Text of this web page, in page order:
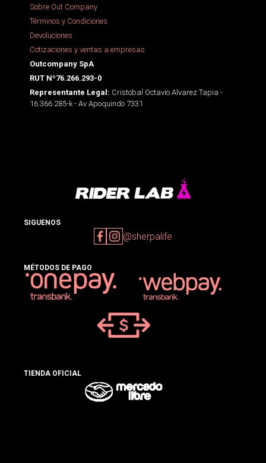
Sobre Out Company
Términos y Condiciones
Devoluciones
Cotizaciones y ventas a empresas
Outcompany SpA
RUT Nº76.266.293-0
Representante Legal: Cristobal Octavio Alvarez Tapia -
16.366.285-k - Av Apoquindo 7331
SIGUENOS
@sherpalife
MÉTODOS DE PAGO
TIENDA OFICIAL